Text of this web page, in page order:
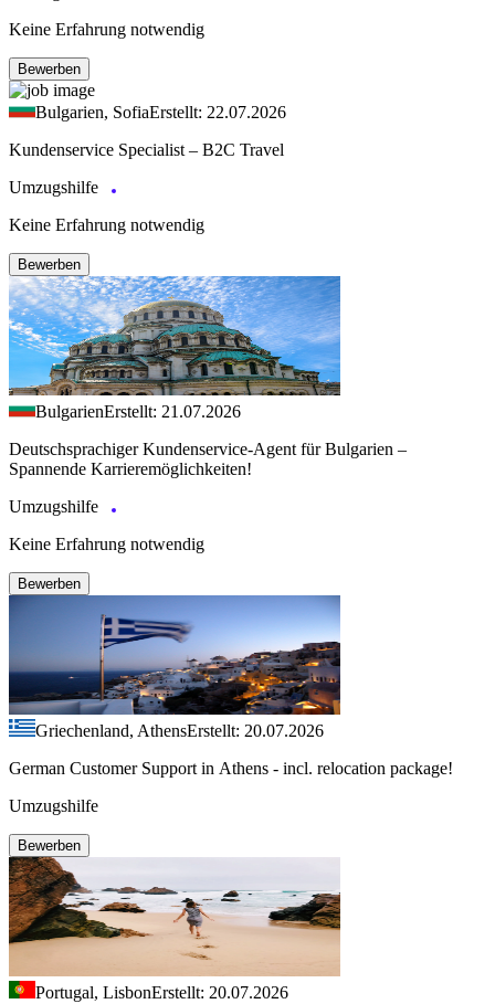
Keine Erfahrung notwendig
Bewerben
Bulgarien, SofiaErstellt: 22.07.2026
Kundenservice Specialist – B2C Travel
Umzugshilfe
Keine Erfahrung notwendig
Bewerben
BulgarienErstellt: 21.07.2026
Deutschsprachiger Kundenservice-Agent für Bulgarien –
Spannende Karrieremöglichkeiten!
Umzugshilfe
Keine Erfahrung notwendig
Bewerben
Griechenland, AthensErstellt: 20.07.2026
German Customer Support in Athens - incl. relocation package!
Umzugshilfe
Bewerben
Portugal, LisbonErstellt: 20.07.2026